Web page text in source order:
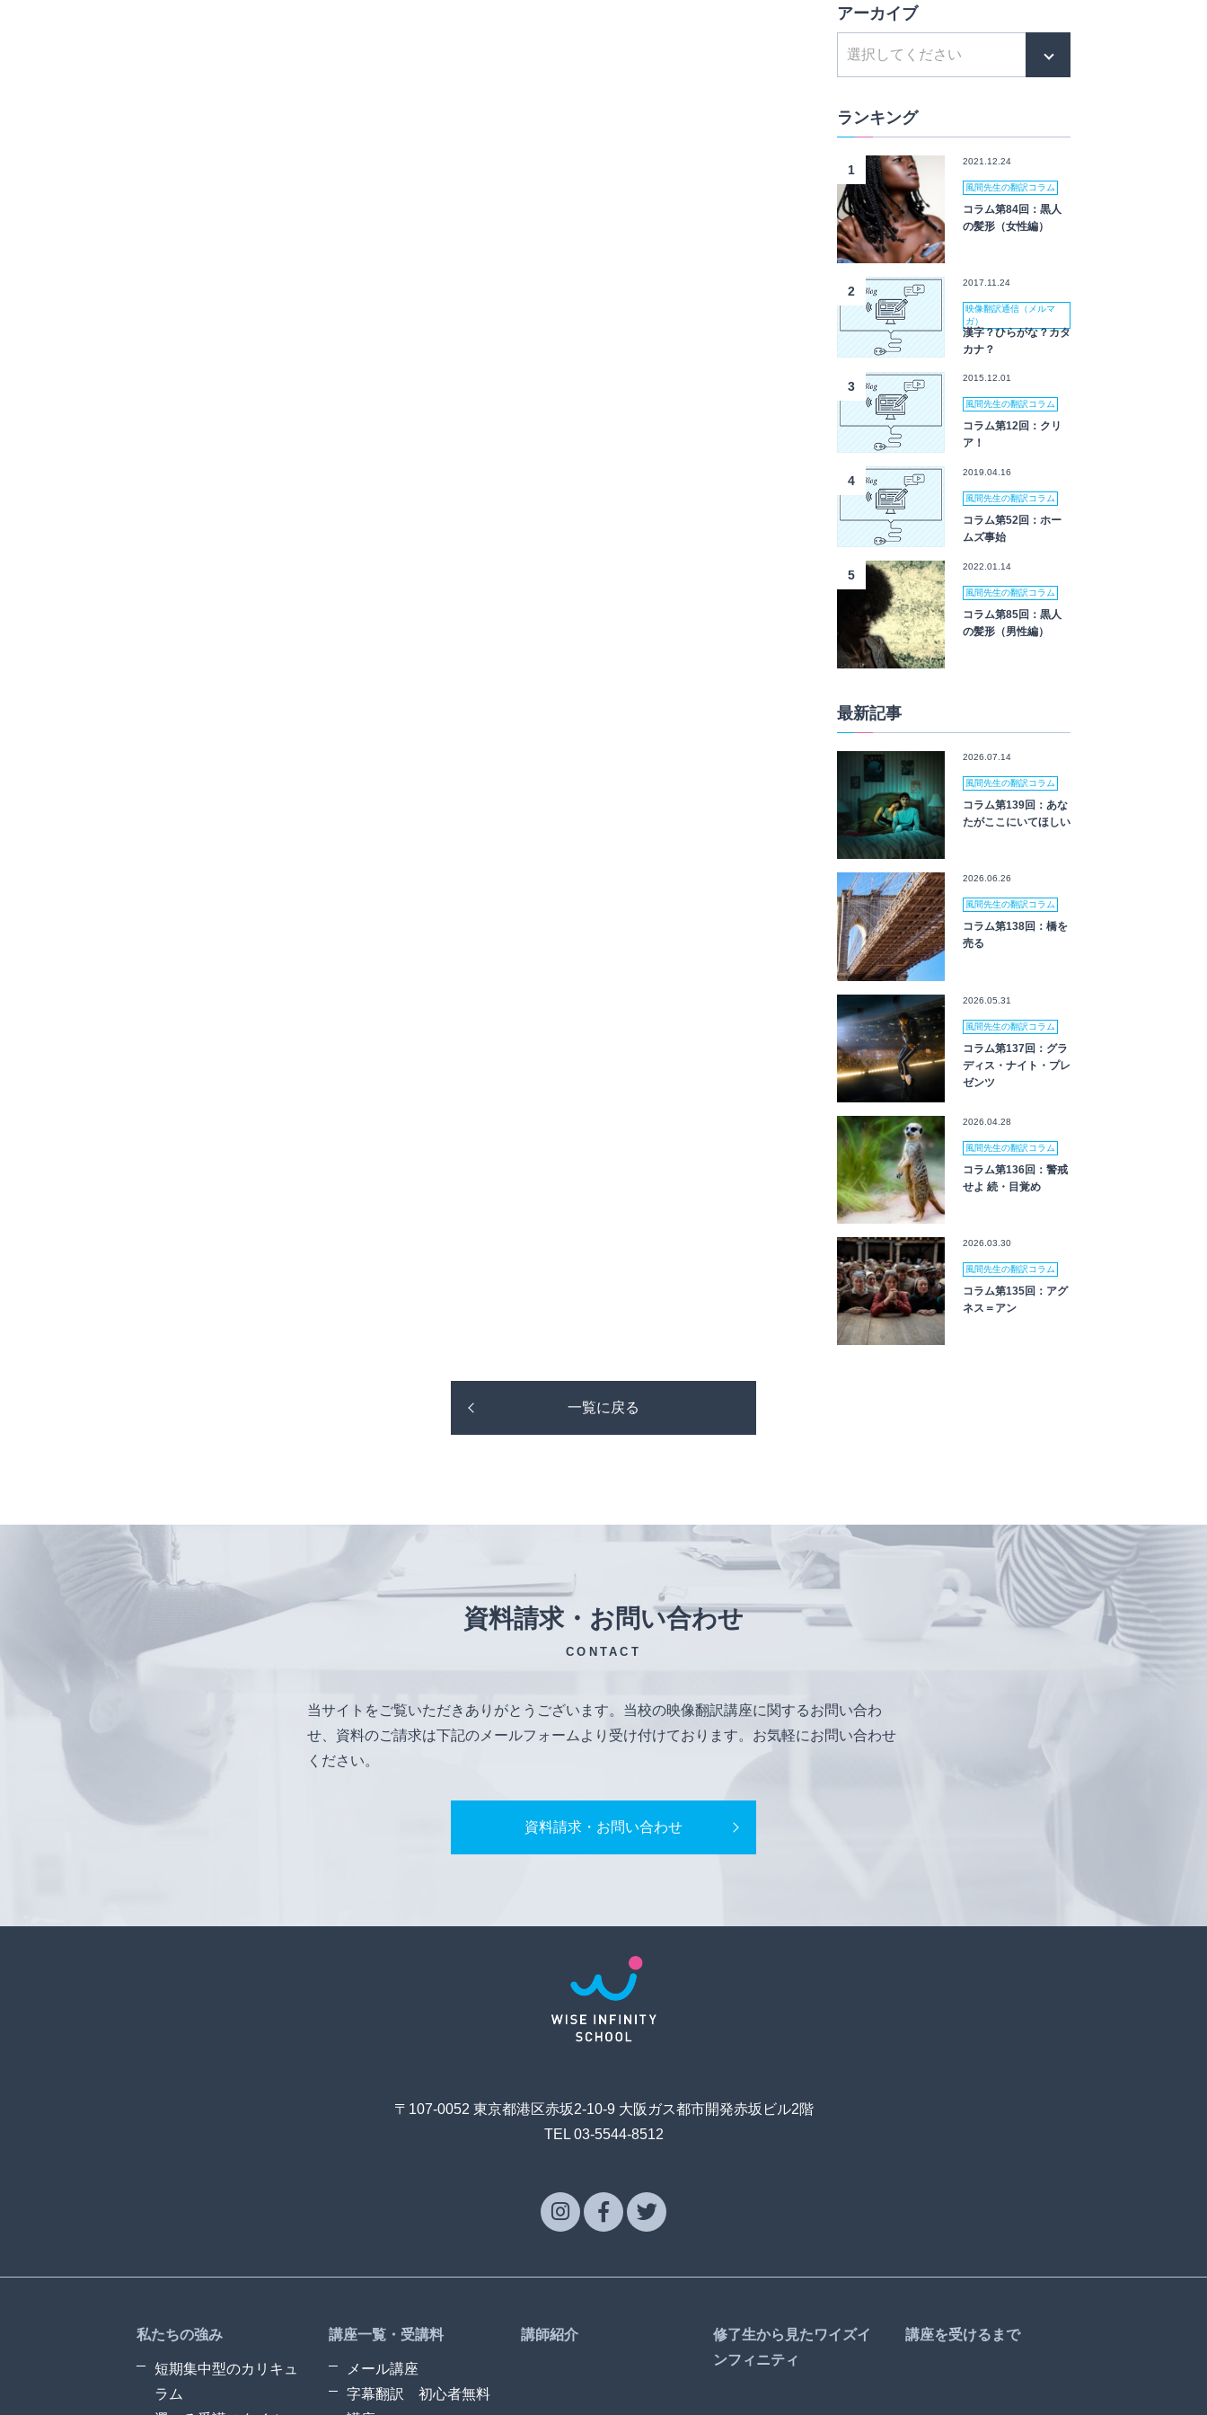
アーカイブ
ランキング
1
2021.12.24
風間先生の翻訳コラム
コラム第84回：黒人
の髪形（女性編）
2
2017.11.24
映像翻訳通信（メルマ
ガ）
漢字？ひらがな？カタ
カナ？
3
2015.12.01
風間先生の翻訳コラム
コラム第12回：クリ
ア！
4
2019.04.16
風間先生の翻訳コラム
コラム第52回：ホー
ムズ事始
5
2022.01.14
風間先生の翻訳コラム
コラム第85回：黒人
の髪形（男性編）
最新記事
2026.07.14
風間先生の翻訳コラム
コラム第139回：あな
たがここにいてほしい
2026.06.26
風間先生の翻訳コラム
コラム第138回：橋を
売る
2026.05.31
風間先生の翻訳コラム
コラム第137回：グラ
ディス・ナイト・プレ
ゼンツ
2026.04.28
風間先生の翻訳コラム
コラム第136回：警戒
せよ 続・目覚め
2026.03.30
風間先生の翻訳コラム
コラム第135回：アグ
ネス＝アン
一覧に戻る
資料請求・お問い合わせ
CONTACT
当サイトをご覧いただきありがとうございます。当校の映像翻訳講座に関するお問い合わ
せ、資料のご請求は下記のメールフォームより受け付けております。お気軽にお問い合わせ
ください。
資料請求・お問い合わせ
〒107-0052 東京都港区赤坂2-10-9 大阪ガス都市開発赤坂ビル2階
TEL 03-5544-8512
私たちの強み
短期集中型のカリキュ
ラム
講座一覧・受講料
メール講座
字幕翻訳 初心者無料
講師紹介
修了生から見たワイズイ
ンフィニティ
講座を受けるまで